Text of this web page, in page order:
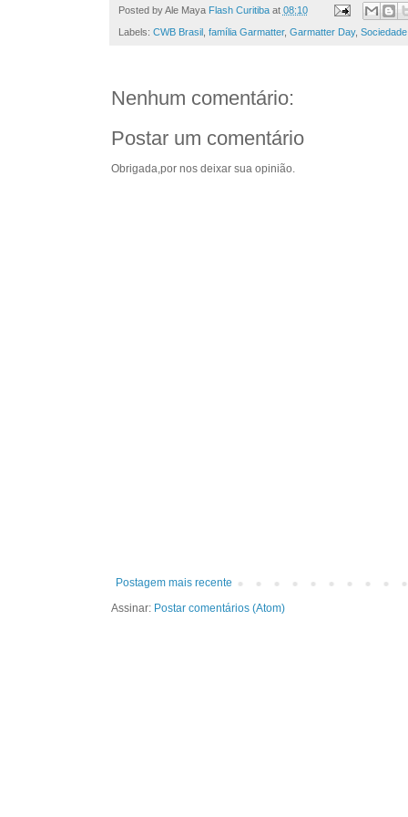
Posted by Ale Maya Flash Curitiba at 08:10
Labels: CWB Brasil, família Garmatter, Garmatter Day,
Nenhum comentário:
Postar um comentário
Obrigada,por nos deixar sua opinião.
Postagem mais recente
Assinar: Postar comentários (Atom)